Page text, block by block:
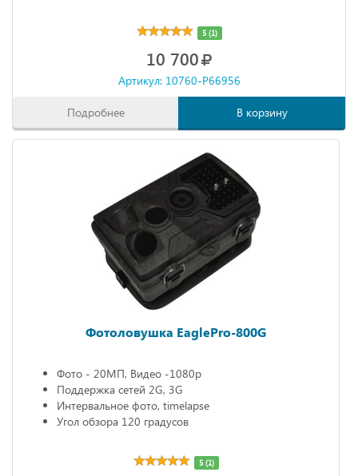
5 (1)
10 700
Артикул: 10760-P66956
Подробнее В корзину
Фотоловушка EaglePro-800G
Фото - 20МП, Видео -1080р
Поддержка сетей 2G, 3G
Интервальное фото, timelapse
Угол обзора 120 градусов
5 (1)